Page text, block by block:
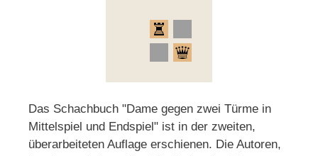
Das Schachbuch "Dame gegen zwei Türme in
Mittelspiel und Endspiel" ist in der zweiten,
überarbeiteten Auflage erschienen. Die Autoren,